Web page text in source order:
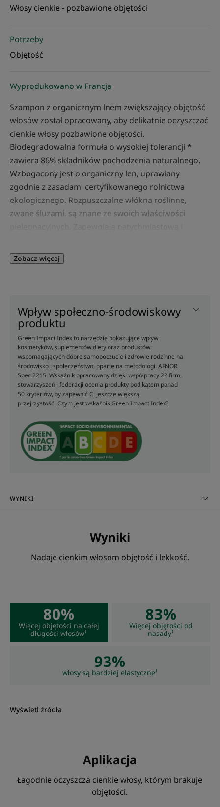
Włosy cienkie - pozbawione objętości
Potrzeby
Objętość
Wyprodukowano w Francja
Szampon z organicznym lnem zwiększający objętość
włosów został opracowany, aby delikatnie oczyszczać
cienkie włosy pozbawione objętości.
Biodegradowalna formuła o wysokiej tolerancji *
zawiera 86% składników pochodzenia naturalnego.
Wzbogacony jest o organiczny len, uprawiany
zgodnie z zasadami certyfikowanego rolnictwa
ekologicznego. Rozpuszczalne włókna roślinne,
zwane śluzami, są znane ze swoich właściwości
Idealnie czyste, otulone i pełne kształtu, włosy zyskują
subtelną i naturalną objętość, pełną elastyczności.
Zmysłowa formuła składająca się w 86% ze
składników naturalnych nadaje objętość i lekkość
cienkim włosom. Jego opakowanie to plastikowa
butelka w 100% pochodząca z recyklingu i nadającą
się do recyklingu, bez kartonika.
Korzyści
oczyszcza i rozplątuje delikatne włosy, nie obciążając
ich.
• Nadaje kształt fryzurze: Szampon dodający
objętości czerpie swoją moc i skuteczność z
• Sprawia, że włosy stają się sypkie: włosy cienkie
co zapewnia długotrwały i naturalny efekt.
Konsystencja
Ultralekka konsystencja.
Zobacz więcej
Wpływ społeczno-środowiskowy
produktu
Green Impact Index to narzędzie pokazujące wpływ
kosmetyków, suplementów diety oraz produktów
wspomagających dobre samopoczucie i zdrowie rodzinne na
środowisko i społeczeństwo, oparte na metodologii AFNOR
Spec 2215. Wskaźnik opracowany dzięki współpracy 22 firm,
stowarzyszeń i federacji ocenia produkty pod kątem ponad
50 kryteriów, by zapewnić Ci jeszcze większą
przejrzystość! Czym jest wskaźnik Green Impact Index?
WYNIKI
Wyniki
Nadaje cienkim włosom objętość i lekkość.
80%
Więcej objętości na całej
długości włosów¹
83%
Więcej objętości od
nasady¹
93%
włosy są bardziej elastyczne¹
Wyświetl źródła
Aplikacja
Łagodnie oczyszcza cienkie włosy, którym brakuje
objętości.